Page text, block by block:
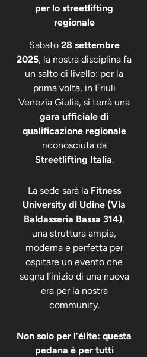
per lo streetlifting
regionale
Sabato 28 settembre
2025, la nostra disciplina fa
un salto di livello: per la
prima volta, in Friuli
Venezia Giulia, si terrà una
gara ufficiale di
qualificazione regionale
riconosciuta da
Streetlifting Italia.
La sede sarà la Fitness
University di Udine (Via
Baldasseria Bassa 314),
una struttura ampia,
moderna e perfetta per
ospitare un evento che
segna l’inizio di una nuova
era per la nostra
community.
Non solo per l’élite: questa
pedana è per tutti